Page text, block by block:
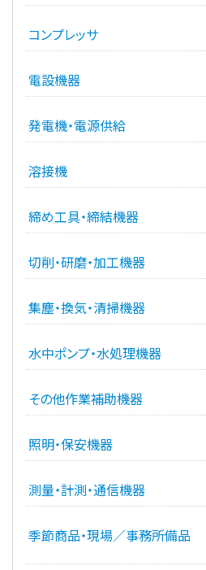
コンプレッサ
電設機器
発電機・電源供給
溶接機
締め工具・締結機器
切削・研磨・加工機器
集塵・換気・清掃機器
水中ポンプ・水処理機器
その他作業補助機器
照明・保安機器
測量・計測・通信機器
季節商品・現場／事務所備品